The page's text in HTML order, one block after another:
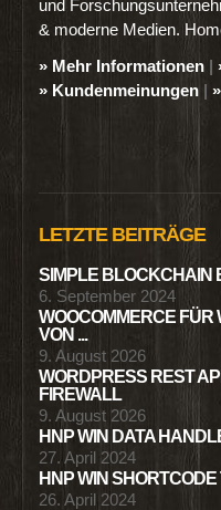
und
& moderne Medien.
» Mehr Informationen |
» Kundenmeinungen |
LETZTE BEITRÄGE
SIMPLE BLOCKCHAIN
6. September 2024
WOOCOMMERCE FÜR
VON ...
9. August 2026
WORDPRESS REST
FIREWALL
9. August 2026
HNP WIN DATA
27. April 2024
HNP WIN
26. April 2024